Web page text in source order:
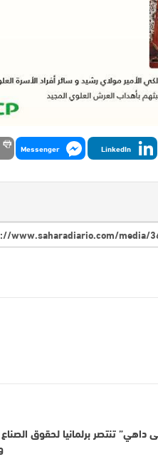
LinkedIn
Messenger
داهي” تنتصر برلمانيا لحقوق الصناع